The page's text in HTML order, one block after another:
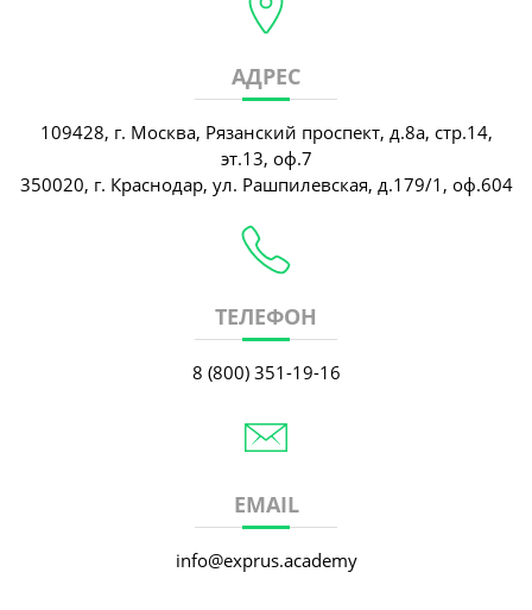
АДРЕС
109428, г. Москва, Рязанский проспект, д.8а, стр.14,
эт.13, оф.7
350020, г. Краснодар, ул. Рашпилевская, д.179/1, оф.604
ТЕЛЕФОН
8 (800) 351-19-16
EMAIL
info@exprus.academy